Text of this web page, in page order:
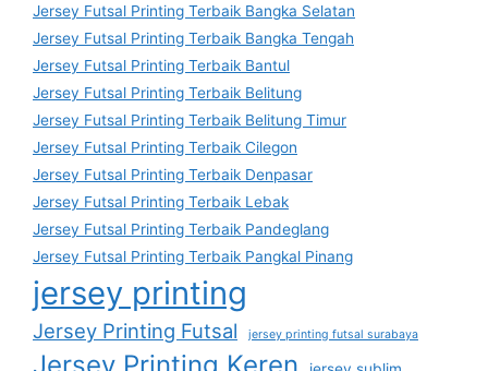
Jersey Futsal Printing Terbaik Bangka Selatan
Jersey Futsal Printing Terbaik Bangka Tengah
Jersey Futsal Printing Terbaik Bantul
Jersey Futsal Printing Terbaik Belitung
Jersey Futsal Printing Terbaik Belitung Timur
Jersey Futsal Printing Terbaik Cilegon
Jersey Futsal Printing Terbaik Denpasar
Jersey Futsal Printing Terbaik Lebak
Jersey Futsal Printing Terbaik Pandeglang
Jersey Futsal Printing Terbaik Pangkal Pinang
jersey printing
Jersey Printing Futsal jersey printing futsal surabaya